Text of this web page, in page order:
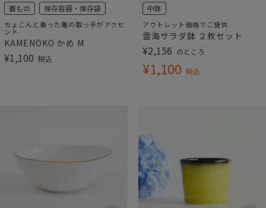
蓋もの 保存容器・保存袋
ちょこんと乗った亀の取っ手がアクセ
ント
KAMENOKO かめ M
¥1,100 税込
中鉢
アウトレット価格でご提供
雲海サラダ鉢 ２枚セット
¥2,156 のところ
¥1,100 税込